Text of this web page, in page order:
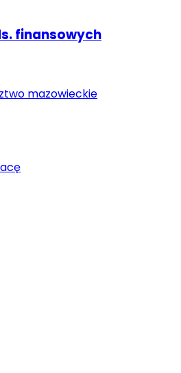
finansowych
mazowieckie